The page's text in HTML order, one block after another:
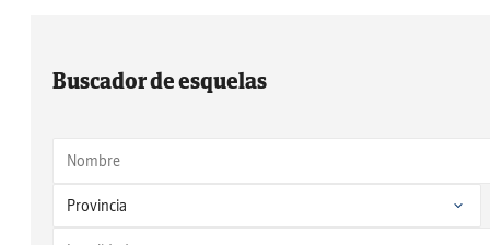
Buscador de esquelas